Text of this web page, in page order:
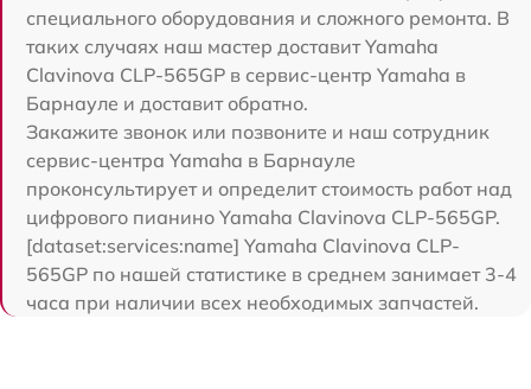
специального оборудования и сложного ремонта. В
таких случаях наш мастер доставит Yamaha
Clavinova CLP-565GP в сервис-центр Yamaha в
Барнауле и доставит обратно.
Закажите звонок или позвоните и наш сотрудник
сервис-центра Yamaha в Барнауле
проконсультирует и определит стоимость работ над
цифрового пианино Yamaha Clavinova CLP-565GP.
[dataset:services:name] Yamaha Clavinova CLP-
565GP по нашей статистике в среднем занимает 3-4
часа при наличии всех необходимых запчастей.